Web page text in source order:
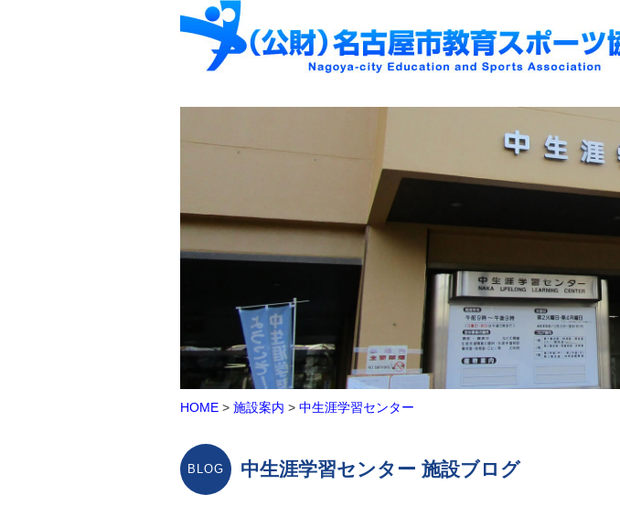
HOME > 施設案内 > 中生涯学習センター
中生涯学習センター 施設ブログ